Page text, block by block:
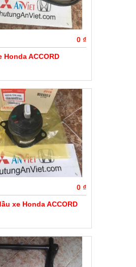
0 ₫
Honda ACCORD
0 ₫
xe Honda ACCORD